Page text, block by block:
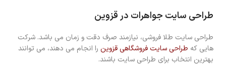
طراحی سایت جواهرات در قزوین
طراحی سایت طلا فروشی، نیازمند صرف دقت و زمان می باشد. شرکت
هایی که طراحی سایت فروشگاهی قزوین را انجام می دهند، می توانند
بهترین انتخاب برای طراحی سایت باشند.